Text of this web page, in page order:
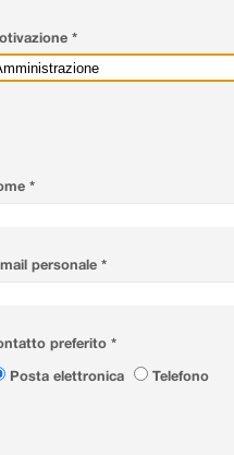
*
*
personale *
preferito *
Posta elettronica
Telefono